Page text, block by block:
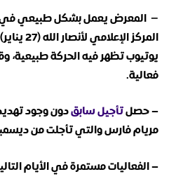
– المعرض يعمل بشكل طبيعي في
المركز الإعلامي لأنصار الله (27 يناير) وكان هناك
فعالية.
–حصلتأجيل سابقدون وجود
مريام فارس والتي تأجلت من ديسمبر 2021 إلى فبراير
–الفعاليات مستمرة في الأيام